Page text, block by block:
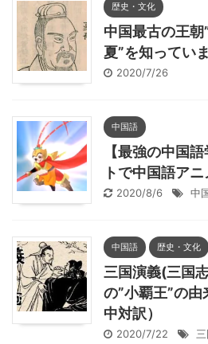
歴史・文化
中国最古の王朝
夏”を知ってい
2020/7/26
中国語
【最強の中国
トで中国語ア
2020/8/6 中
中国語 歴史・文化
三国演義(三国
の”小覇王”の由
中対訳）
2020/7/22